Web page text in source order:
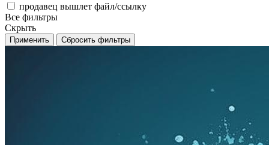
продавец вышлет файл/ссылку
Все фильтры
Скрыть
Применить Сбросить фильтры